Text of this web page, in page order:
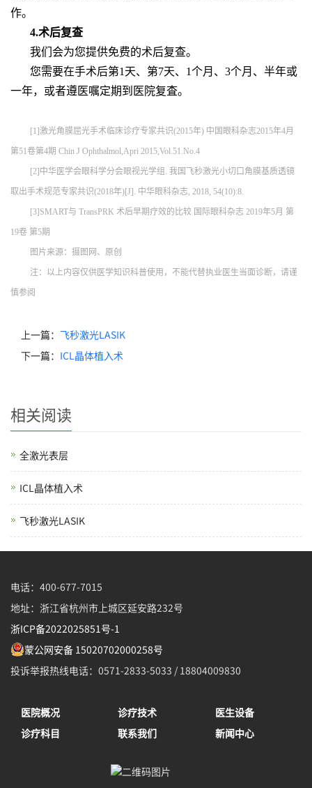
作。
4.术后复查
我们会为您提供免费的术后复查。
您需要在手术后第1天、第7天、1个月、3个月、半年或
一年，或者遵医嘱定期到医院复査。
[1]激光角膜屈光手术临床诊疗专家共识(2015年) 中国眼科杂志2015年4月
第51卷第4期 Chin J Ophthalmol,Apri 2015,Vol.51.No.4
[2]中华医学会眼科学分会眼视光学组. 我国飞秒激光小切口角膜基质透镜
取出手术规范专家共识(2018年)[J]. 中华眼科杂志, 2018, 54(10):8.
[3]SMART与 TransPRK 术后早期疗效的比较 国际眼科杂志 2019年5月 第
19卷 第5期
图片来源：摄图网、原创
注：以上内容仅供医学知识科普使用，不能代替执业医生当面诊断，请谨
慎参阅
上一篇： 飞秒激光LASIK
下一篇： ICL晶体植入术
相关阅读
全激光表层
ICL晶体植入术
飞秒激光LASIK
电话：400-677-7015
地址：浙江省杭州市上城区延安路232号
浙ICP备2022025851号-1
蒙公网安备 15020702000258号
投诉举报热线电话：0571-2833-5033 / 18804009830
医院概况 诊疗技术
医生设备
诊疗科目
联系我们 新闻中心